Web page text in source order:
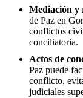
Mediación y
de Paz en
conflictos
conciliatoria.
Actos de
Paz puede
conflicto,
judiciales